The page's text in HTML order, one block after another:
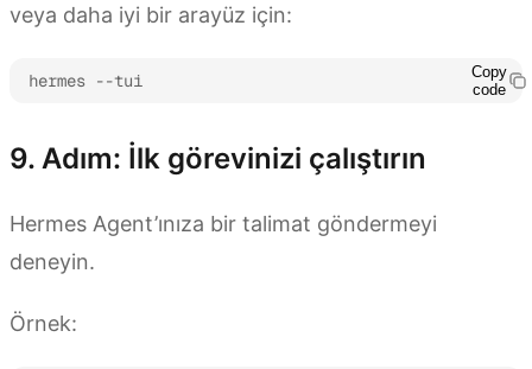
veya daha iyi bir arayüz için:
hermes --tui
Copy
code
9. Adım: İlk görevinizi çalıştırın
Hermes Agent’ınıza bir talimat göndermeyi
deneyin.
Örnek: